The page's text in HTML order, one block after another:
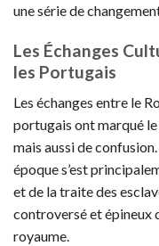
une série de
Les Échanges
les Portugais
Les échanges entre le
portugais ont marqué
mais aussi de
époque s’est
et de la traite des
controversé et épineux
royaume.